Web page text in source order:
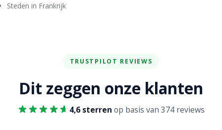
Steden in Frankrijk
TRUSTPILOT REVIEWS
Dit zeggen onze klanten
4,6 sterren op basis van 374 reviews